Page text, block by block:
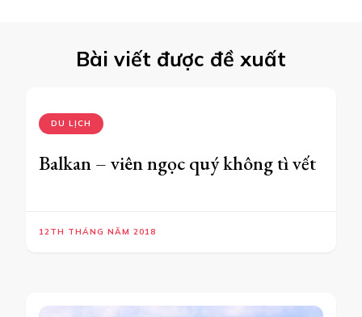
Bài viết được đề xuất
DU LỊCH
Balkan – viên ngọc quý không tì vết
12TH THÁNG NĂM 2018